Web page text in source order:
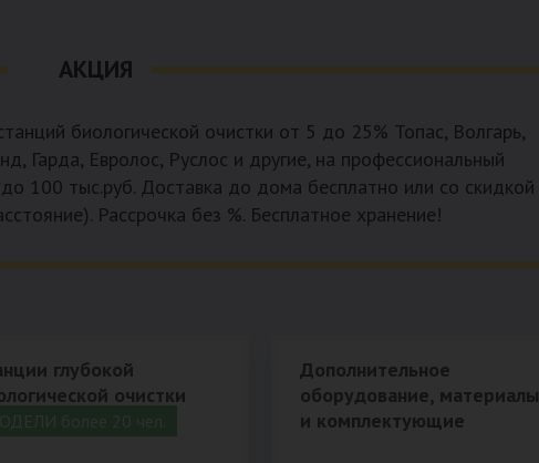
АКЦИЯ
биологической очистки от 5 до 25% Топас, Волгарь,
Гарда, Евролос, Руслос и другие, на профессиональный
100 тыс.руб. Доставка до дома бесплатно или со скидкой
Рассрочка без %. Бесплатное хранение!
глубокой
очистки
Дополнительное
оборудование, материалы
и комплектующие